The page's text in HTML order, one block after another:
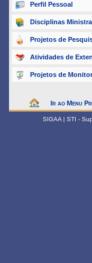
Perfil Pessoal
Disciplinas
Projetos de
Atividades de
Projetos de
Ir ao Menu
SIGAA | STI -